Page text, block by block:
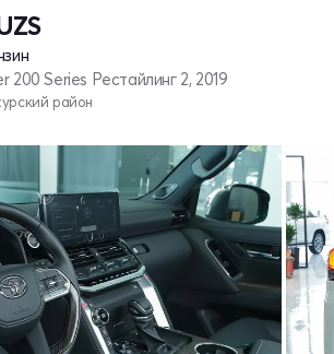
200 Series Рестайлинг 2, 2019
район